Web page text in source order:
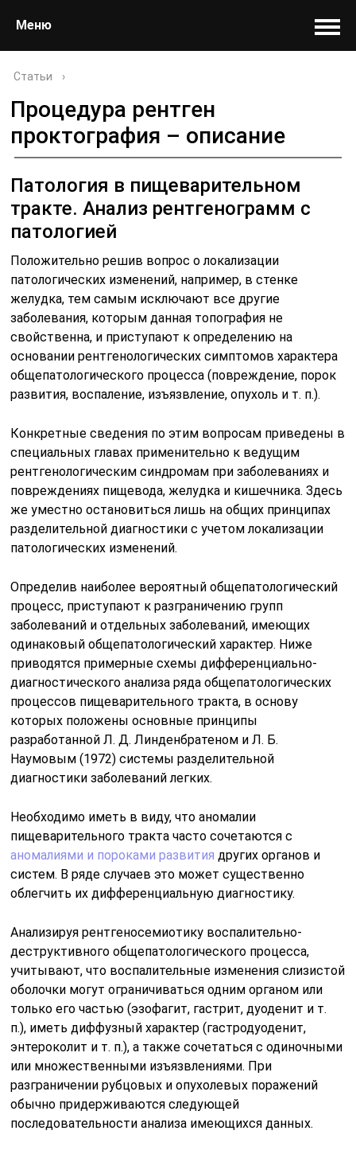
Меню
Статьи ›
Процедура рентген
проктография – описание
Патология в пищеварительном
тракте. Анализ рентгенограмм с
патологией
Положительно решив вопрос о локализации
патологических изменений, например, в стенке
желудка, тем самым исключают все другие
заболевания, которым данная топография не
свойственна, и приступают к определению на
основании рентгенологических симптомов характера
общепатологического процесса (повреждение, порок
развития, воспаление, изъязвление, опухоль и т. п.).
Конкретные сведения по этим вопросам приведены в
специальных главах применительно к ведущим
рентгенологическим синдромам при заболеваниях и
повреждениях пищевода, желудка и кишечника. Здесь
же уместно остановиться лишь на общих принципах
разделительной диагностики с учетом локализации
патологических изменений.
Определив наиболее вероятный общепатологический
процесс, приступают к разграничению групп
заболеваний и отдельных заболеваний, имеющих
одинаковый общепатологический характер. Ниже
приводятся примерные схемы дифференциально-
диагностического анализа ряда общепатологических
процессов пищеварительного тракта, в основу
которых положены основные принципы
разработанной Л. Д. Линденбратеном и Л. Б.
Наумовым (1972) системы разделительной
диагностики заболеваний легких.
Необходимо иметь в виду, что аномалии
пищеварительного тракта часто сочетаются с
аномалиями и пороками развития других органов и
систем. В ряде случаев это может существенно
облегчить их дифференциальную диагностику.
Анализируя рентгеносемиотику воспалительно-
деструктивного общепатологического процесса,
учитывают, что воспалительные изменения слизистой
оболочки могут ограничиваться одним органом или
только его частью (эзофагит, гастрит, дуоденит и т.
п.), иметь диффузный характер (гастродуоденит,
энтероколит и т. п.), а также сочетаться с одиночными
или множественными изъязвлениями. При
разграничении рубцовых и опухолевых поражений
обычно придерживаются следующей
последовательности анализа имеющихся данных.